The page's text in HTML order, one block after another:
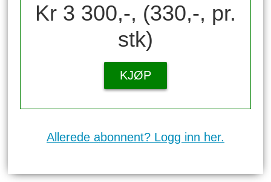
Kr 3 300,-, (330,-, pr.
stk)
KJØP
Allerede abonnent? Logg inn her.